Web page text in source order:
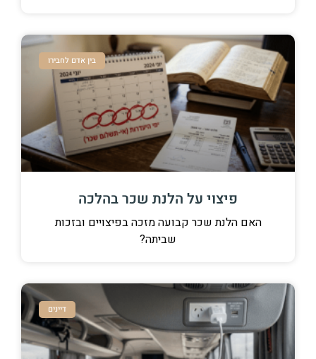
בין אדם לחבירו
פיצוי על הלנת שכר בהלכה
האם הלנת שכר קבועה מזכה בפיצויים ובזכות
שביתה?
דיינים